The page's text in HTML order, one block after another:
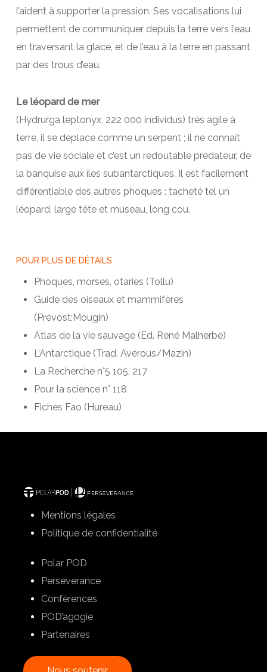
l’aident à supporter la pression. Ses vocalisations lui
permettent de communiquer depuis la terre vers l’eau
en traversant la glace, et de l’eau à la terre en passant
par des trous d’eau.
Le léopard de mer
(Hydrurga leptonyx, 222 000 individus) très agile à
terre, il se deplace comme un serpent ; il ne connaît
pas de vie sociale et c’est un redoutable prédateur, de
la banquise aux îles subantarctiques. Il est facilement
différentiable des autres phoques : tacheté tel un
léopard, large tête et museau, long cou.
POUR PLUS DE DÉTAILS
Phoques, morses, otaries (Tollu)
Guide des oiseaux et mammifères
(Prévost;Mougin)
Atlas de la vie sauvage (Ed. René Malherbe)
L’Antarctique (Trad. Avérous/Mazin)
La Recherche n°5 105, 217
Pour la science n° 118
Fiches Fao (Hureau)
Mentions légales
Politique de confidentialité
Polar POD
Perseverance
Conférences
POD’agogie
Partenaires